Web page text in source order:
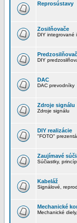
Reprosústavy
Zosilňovače
DIY integrované
DIY
DAC
DAC prevodníky
Zdroje signálu
Zdroje signálu
DIY realizácie
"FOTO"
Zaujímavé
Súčiastky,
Kabeláž
Signálové,
Mechanické
Mechanické